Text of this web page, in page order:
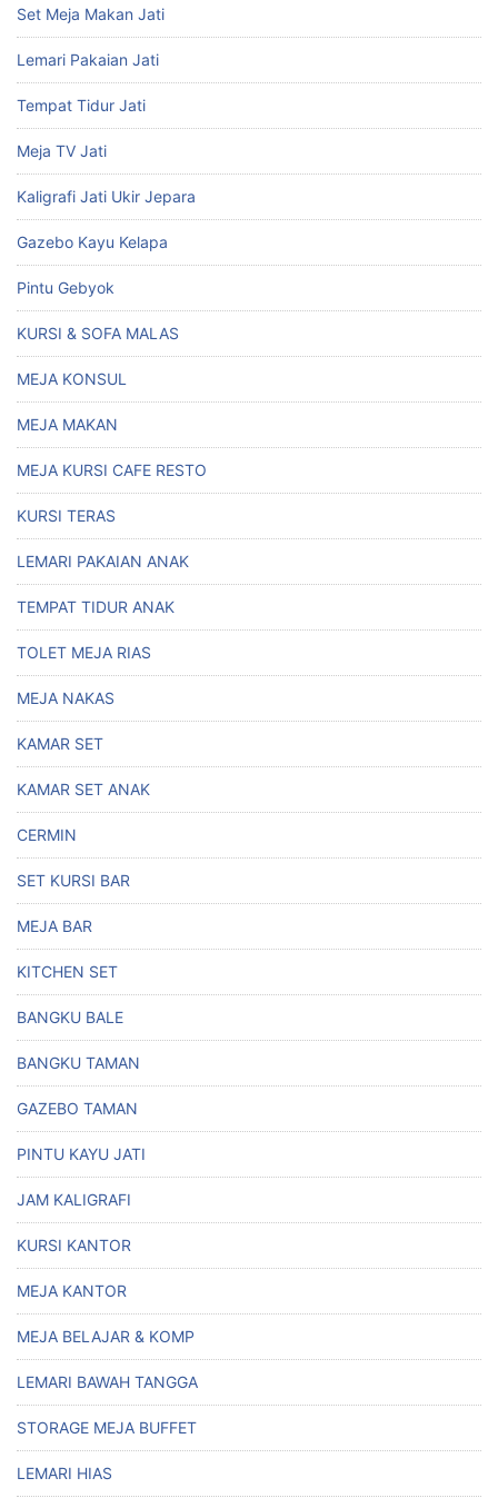
Set Meja Makan Jati
Lemari Pakaian Jati
Tempat Tidur Jati
Meja TV Jati
Kaligrafi Jati Ukir Jepara
Gazebo Kayu Kelapa
Pintu Gebyok
KURSI & SOFA MALAS
MEJA KONSUL
MEJA MAKAN
MEJA KURSI CAFE RESTO
KURSI TERAS
LEMARI PAKAIAN ANAK
TEMPAT TIDUR ANAK
TOLET MEJA RIAS
MEJA NAKAS
KAMAR SET
KAMAR SET ANAK
CERMIN
SET KURSI BAR
MEJA BAR
KITCHEN SET
BANGKU BALE
BANGKU TAMAN
GAZEBO TAMAN
PINTU KAYU JATI
JAM KALIGRAFI
KURSI KANTOR
MEJA KANTOR
MEJA BELAJAR & KOMP
LEMARI BAWAH TANGGA
STORAGE MEJA BUFFET
LEMARI HIAS